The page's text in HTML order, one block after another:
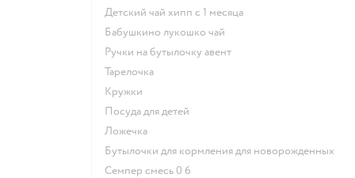
детский чай хипп с 1 месяца
бабушкино лукошко чай
ручки на бутылочку авент
тарелочка
кружки
посуда для детей
ложечка
бутылочки для кормления для новорожденных
семпер смесь 0 6